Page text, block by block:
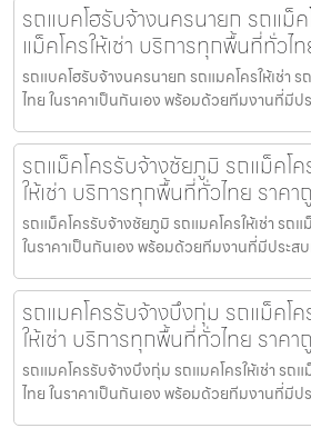
รถแบคโฮรับจ้างนครนายก รถแม็
แม็คโครให้เช่า บริการทุกพื้นที่ทั่วไ
รถแบคโฮรับจ้างนครนายก รถแมคโครให้เช่า
ไทย ในราคาเป็นกันเอง พร้อมด้วยทีมงานที่มีป
รถแม็คโครรับจ้างชัยภูมิ รถแม็คโ
ให้เช่า บริการทุกพื้นที่ทั่วไทย ราคา
รถแม็คโครรับจ้างชัยภูมิ รถแมคโครให้เช่า รถ
ในราคาเป็นกันเอง พร้อมด้วยทีมงานที่มีประส
รถแมคโครรับจ้างบึงกุ่ม รถแม็คโ
ให้เช่า บริการทุกพื้นที่ทั่วไทย ราคา
รถแมคโครรับจ้างบึงกุ่ม รถแมคโครให้เช่า รถ
ไทย ในราคาเป็นกันเอง พร้อมด้วยทีมงานที่มีป